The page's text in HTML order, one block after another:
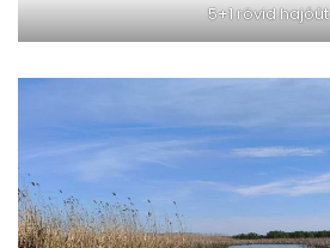
5+1 rövid hajóút